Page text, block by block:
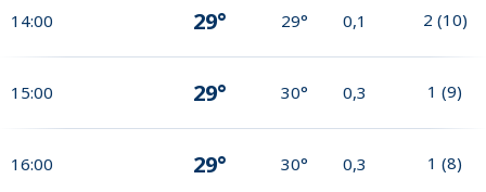
14:00 29° 29° 0,1 2 (10)
15:00 29° 30° 0,3 1 (9)
16:00 29° 30° 0,3 1 (8)